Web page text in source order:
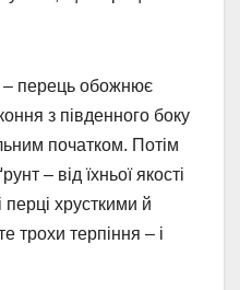
– перець обожнює
з південного боку
початком. Потім
– від їхньої якості
хрусткими й
трохи терпіння – і